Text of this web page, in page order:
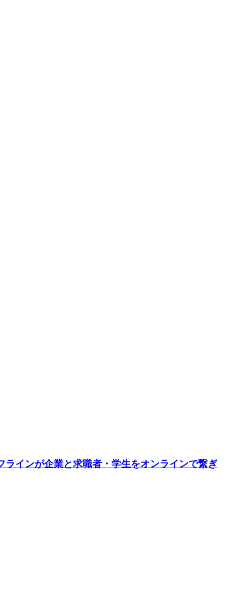
インが企業と求職者・学生をオンラインで繋ぎ